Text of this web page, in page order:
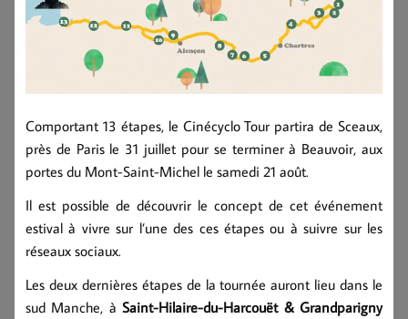
Comportant 13 étapes, le Cinécyclo Tour partira de Sceaux,
près de Paris le 31 juillet pour se terminer à Beauvoir, aux
portes du Mont-Saint-Michel le samedi 21 août.
Il est possible de découvrir le concept de cet événement
estival à vivre sur l’une des ces étapes ou à suivre sur les
réseaux sociaux.
Les deux dernières étapes de la tournée auront lieu dans le
sud Manche, àSaint-Hilaire-du-Harcouët & Grandparigny